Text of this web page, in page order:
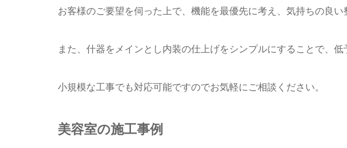
お客様のご要望を伺った上で、機能を最優先に考え、気持ちの良い
また、什器をメインとし内装の仕上げをシンプルにすることで、
小規模な工事でも対応可能ですのでお気軽にご相談ください。
美容室の施工事例